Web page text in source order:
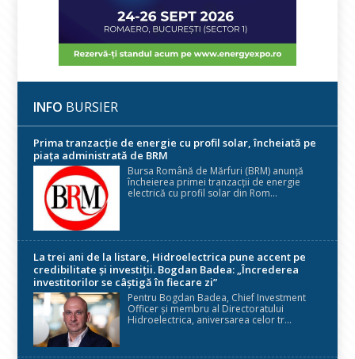
INFO BURSIER
Prima tranzacție de energie cu profil solar, încheiată pe
piața administrată de BRM
Bursa Română de Mărfuri (BRM) anunță
încheierea primei tranzacții de energie
electrică cu profil solar din Rom...
La trei ani de la listare, Hidroelectrica pune accent pe
credibilitate și investiții. Bogdan Badea: „Încrederea
investitorilor se câștigă în fiecare zi”
Pentru Bogdan Badea, Chief Investment
Officer și membru al Directoratului
Hidroelectrica, aniversarea celor tr...